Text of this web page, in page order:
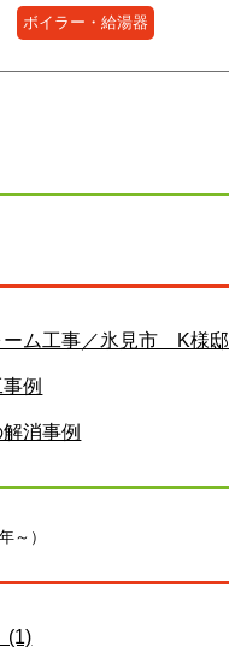
ボイラー・給湯器
ーム工事／氷見市 K様邸
例
消事例
～）
(1)